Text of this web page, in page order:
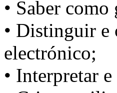
• Saber
• Distinguir e
electrónico;
• Interpretar